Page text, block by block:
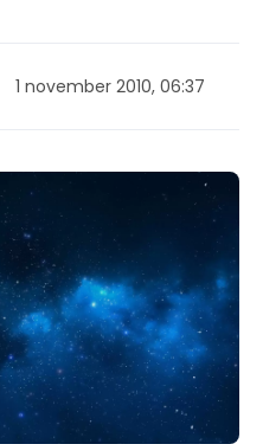
1 november 2010, 06:37